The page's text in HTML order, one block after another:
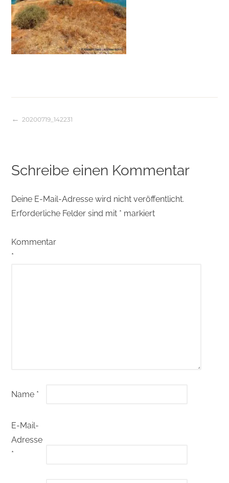
Beitragsnavigation
20200719_142231
Schreibe einen Kommentar
Deine E-Mail-Adresse wird nicht veröffentlicht.
Erforderliche Felder sind mit * markiert
Kommentar
*
Name *
E-Mail-
Adresse
*